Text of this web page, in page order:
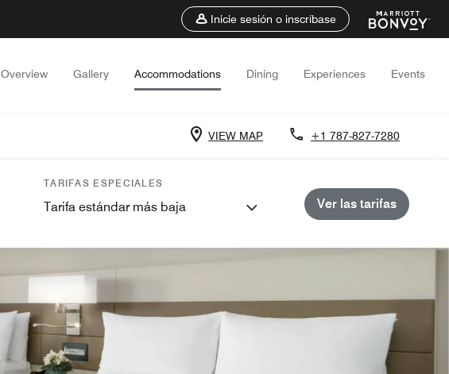
Inicie sesión o inscríbase
Overview Gallery Accommodations Dining Experiences Events
VIEW MAP +1 787-827-7280
TARIFAS ESPECIALES
Tarifa estándar más baja Ver las tarifas